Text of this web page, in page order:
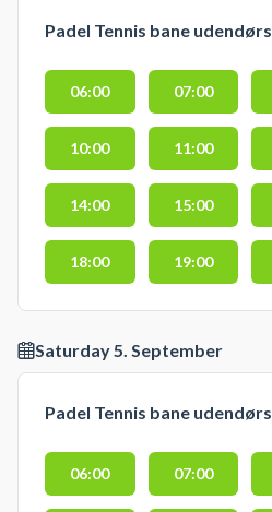
Padel Tennis bane udendørs
06:00 07:00
10:00 11:00
14:00 15:00
18:00 19:00
Saturday 5. September
Padel Tennis bane udendørs
06:00 07:00